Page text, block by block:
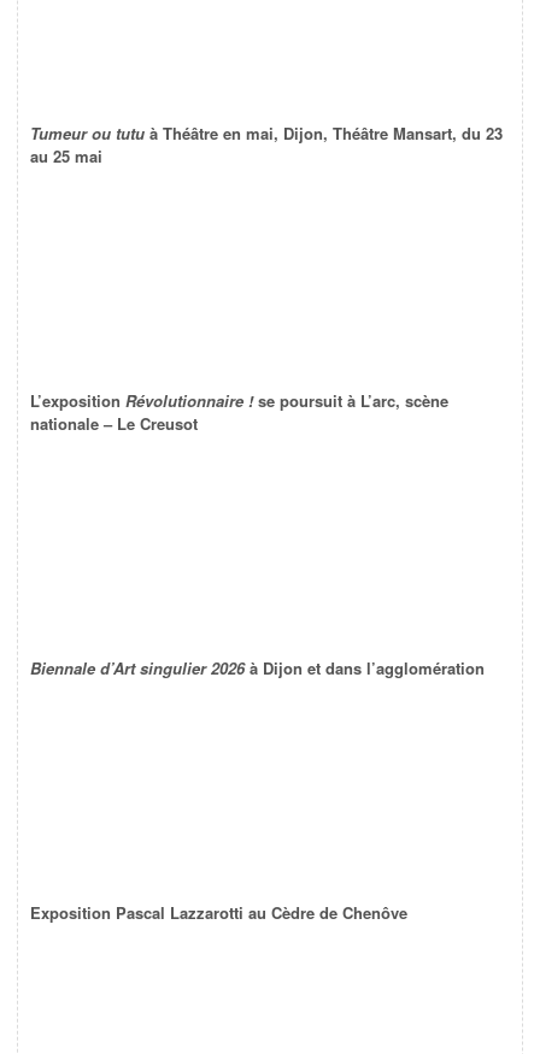
Tumeur ou tutu à Théâtre en mai, Dijon, Théâtre Mansart, du 23
au 25 mai
L’exposition Révolutionnaire !se poursuit à L’arc, scène
nationale – Le Creusot
Biennale d’Art singulier 2026à Dijon et dans l’agglomération
Exposition Pascal Lazzarotti au Cèdre de Chenôve